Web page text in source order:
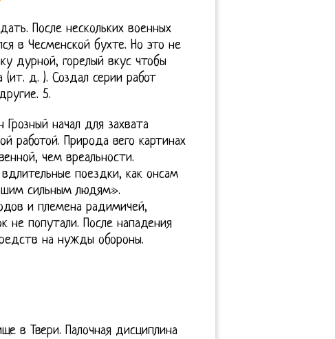
После нескольких военных
в Чесменской бухте. Но это не
дурной, горелый вкус чтобы
(ит. д. ). Создал серии работ
5.
начал для захвата
работой. Природа вего картинах
чем вреальности.
поездки, как онсам
сильным людям».
и племена радимичей,
не попутали. После нападения
на нужды обороны.
в Твери. Палочная дисциплина